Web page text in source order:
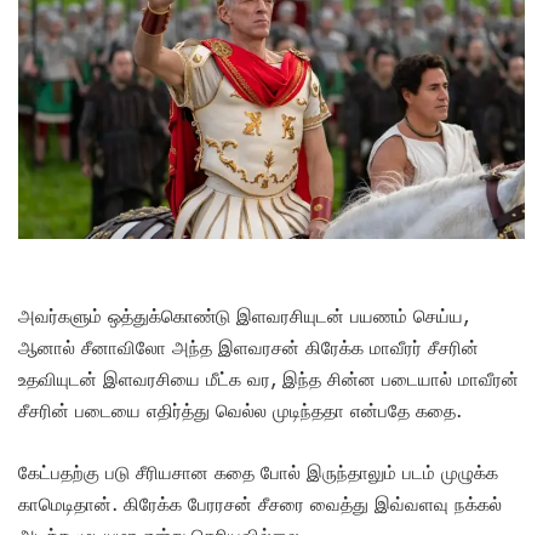
அவர்களும் ஒத்துக்கொண்டு இளவரசியுடன் பயணம் செய்ய,
ஆனால் சீனாவிலோ அந்த இளவரசன் கிரேக்க மாவீரர் சீசரின்
உதவியுடன் இளவரசியை மீட்க வர, இந்த சின்ன படையால் மாவீரன்
சீசரின் படையை எதிர்த்து வெல்ல முடிந்ததா என்பதே கதை.
கேட்பதற்கு படு சீரியசான கதை போல் இருந்தாலும் படம் முழுக்க
காமெடிதான். கிரேக்க பேரரசன் சீசரை வைத்து இவ்வளவு நக்கல்